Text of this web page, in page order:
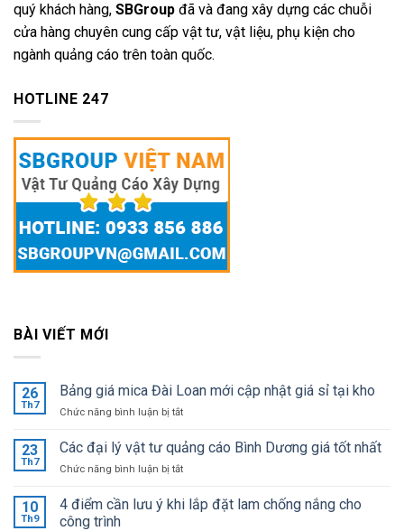
quý khách hàng, SBGroup đã và đang xây dựng các chuỗi
cửa hàng chuyên cung cấp vật tư, vật liệu, phụ kiện cho
ngành quảng cáo trên toàn quốc.
HOTLINE 247
BÀI VIẾT MỚI
26
Th7
Bảng giá mica Đài Loan mới cập nhật giá sỉ tại kho
Chức năng bình luận bị tắtở
giá
mica
Đài
mới
23
Th7
Các đại lý vật tư quảng cáo Bình Dương giá tốt nhất
Chức năng bình luận bị tắtở
đại
10
Th9
4 điểm cần lưu ý khi lắp đặt lam chống nắng cho
công trình